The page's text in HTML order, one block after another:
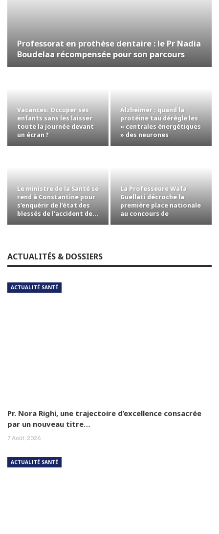
Professorat en prothèse dentaire : le Pr Nadia
Boudelaa récompensée pour son parcours
Vacances: Occuper ses
enfants sans les laisser
toute la journée devant
un écran ?
Alzheimer : quand la
protéine tau dérègle les
« centrales énergétiques
» des neurones
Le ministre de la Santé se
rend à Constantine pour
s’enquérir de l’état des
blessés de l’accident de…
La Professeure Wafa
Guellati décroche la
première place nationale
au concours de
ACTUALITÉS & DOSSIERS
ACTUALITÉ SANTÉ
Pr. Nora Righi, une trajectoire d’excellence consacrée
par un nouveau titre…
7 Août, 2026
ACTUALITÉ SANTÉ